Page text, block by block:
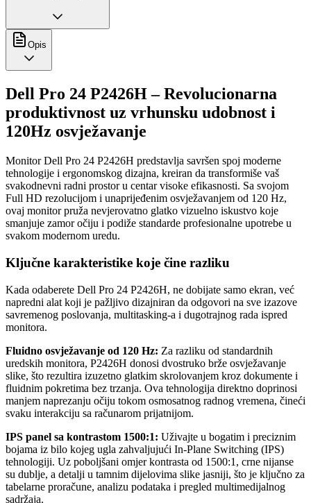
Opis
Dell Pro 24 P2426H – Revolucionarna
produktivnost uz vrhunsku udobnost i
120Hz osvježavanje
Monitor Dell Pro 24 P2426H predstavlja savršen spoj moderne
tehnologije i ergonomskog dizajna, kreiran da transformiše vaš
svakodnevni radni prostor u centar visoke efikasnosti. Sa svojom
Full HD rezolucijom i unaprijeđenim osvježavanjem od 120 Hz,
ovaj monitor pruža nevjerovatno glatko vizuelno iskustvo koje
smanjuje zamor očiju i podiže standarde profesionalne upotrebe u
svakom modernom uredu.
Ključne karakteristike koje čine razliku
Kada odaberete Dell Pro 24 P2426H, ne dobijate samo ekran, već
napredni alat koji je pažljivo dizajniran da odgovori na sve izazove
savremenog poslovanja, multitasking-a i dugotrajnog rada ispred
monitora.
Fluidno osvježavanje od 120 Hz: Za razliku od standardnih
uredskih monitora, P2426H donosi dvostruko brže osvježavanje
slike, što rezultira izuzetno glatkim skrolovanjem kroz dokumente i
fluidnim pokretima bez trzanja. Ova tehnologija direktno doprinosi
manjem naprezanju očiju tokom osmosatnog radnog vremena, čineći
svaku interakciju sa računarom prijatnijom.
IPS panel sa kontrastom 1500:1: Uživajte u bogatim i preciznim
bojama iz bilo kojeg ugla zahvaljujući In-Plane Switching (IPS)
tehnologiji. Uz poboljšani omjer kontrasta od 1500:1, crne nijanse
su dublje, a detalji u tamnim dijelovima slike jasniji, što je ključno za
tabelarne proračune, analizu podataka i pregled multimedijalnog
sadržaja.